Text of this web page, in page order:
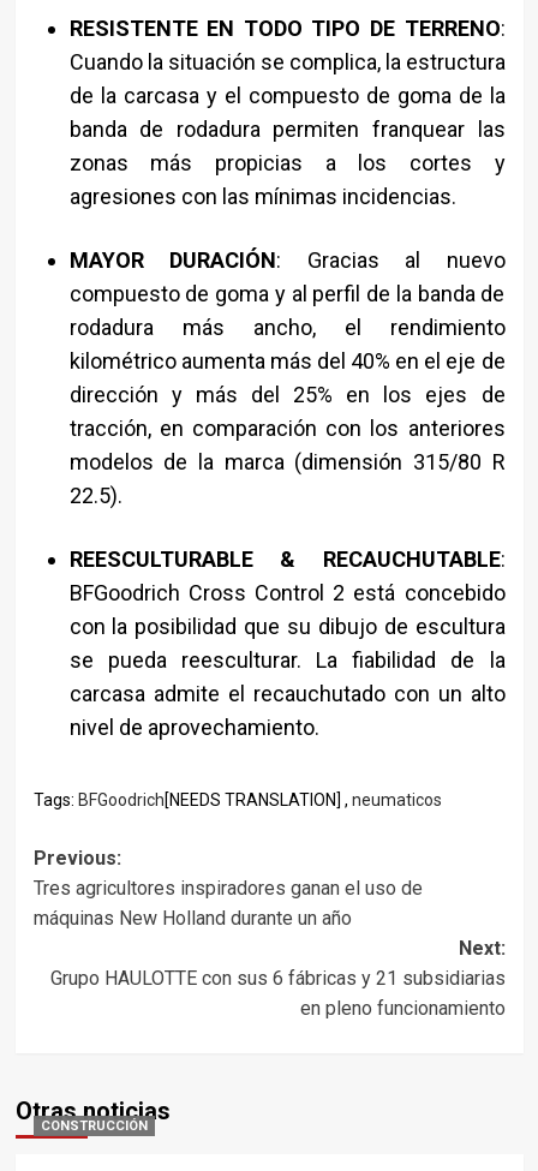
RESISTENTE EN TODO TIPO DE TERRENO:
Cuando la situación se complica, la estructura
de la carcasa y el compuesto de goma de la
banda de rodadura permiten franquear las
zonas más propicias a los cortes y
agresiones con las mínimas incidencias.
MAYOR DURACIÓN: Gracias al nuevo
compuesto de goma y al perfil de la banda de
rodadura más ancho, el rendimiento
kilométrico aumenta más del 40% en el eje de
dirección y más del 25% en los ejes de
tracción, en comparación con los anteriores
modelos de la marca (dimensión 315/80 R
22.5).
REESCULTURABLE & RECAUCHUTABLE:
BFGoodrich Cross Control 2 está concebido
con la posibilidad que su dibujo de escultura
se pueda reesculturar. La fiabilidad de la
carcasa admite el recauchutado con un alto
nivel de aprovechamiento.
Tags: BFGoodrich[NEEDS TRANSLATION] , neumaticos
Post
navigation
Previous:
Tres agricultores inspiradores ganan el uso de
máquinas New Holland durante un año
Next:
Grupo HAULOTTE con sus 6 fábricas y 21 subsidiarias
en pleno funcionamiento
Otras noticias
CONSTRUCCIÓN